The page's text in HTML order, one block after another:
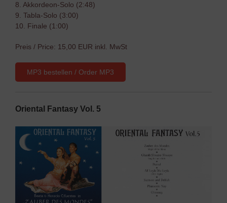
8. Akkordeon-Solo (2:48)
9. Tabla-Solo (3:00)
10. Finale (1:00)
Preis / Price: 15,00 EUR inkl. MwSt
MP3 bestellen / Order MP3
Oriental Fantasy Vol. 5